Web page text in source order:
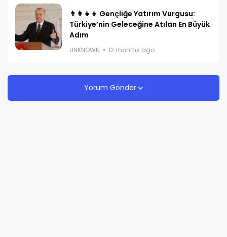
👨‍👩‍👧‍👦 Gençliğe Yatırım Vurgusu:
Türkiye’nin Geleceğine Atılan En Büyük
Adım
UNKNOWN 12 months ago
Yorum Gönder